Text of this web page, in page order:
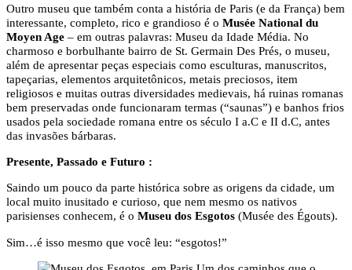
Outro museu que também conta a história de Paris (e da França) bem
interessante, completo, rico e grandioso é o Musée National du
Moyen Age – em outras palavras: Museu da Idade Média. No
charmoso e borbulhante bairro de St. Germain Des Prés, o museu,
além de apresentar peças especiais como esculturas, manuscritos,
tapeçarias, elementos arquitetônicos, metais preciosos, item
religiosos e muitas outras diversidades medievais, há ruinas romanas
bem preservadas onde funcionaram termas (“saunas”) e banhos frios
usados pela sociedade romana entre os século I a.C e II d.C, antes
das invasões bárbaras.
Presente, Passado e Futuro :
Saindo um pouco da parte histórica sobre as origens da cidade, um
local muito inusitado e curioso, que nem mesmo os nativos
parisienses conhecem, é o Museu dos Esgotos (Musée des Égouts).
Sim…é isso mesmo que você leu: “esgotos!”